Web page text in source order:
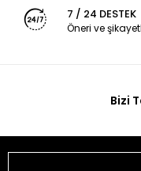
7 / 24 DESTEK
Öneri ve
Bizi